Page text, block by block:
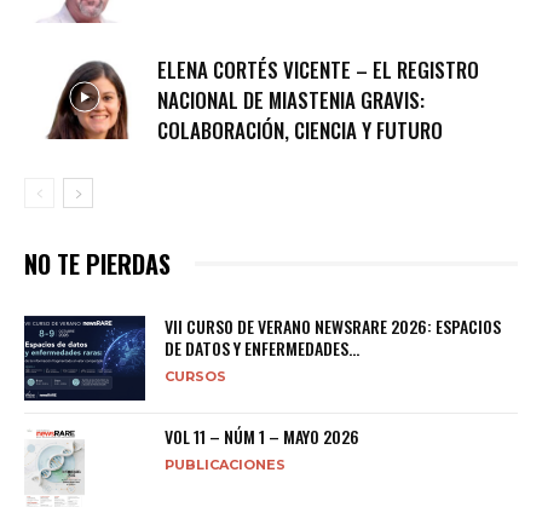
ELENA CORTÉS VICENTE – EL REGISTRO
NACIONAL DE MIASTENIA GRAVIS:
COLABORACIÓN, CIENCIA Y FUTURO
NO TE PIERDAS
VII CURSO DE VERANO NEWSRARE 2026: ESPACIOS
DE DATOS Y ENFERMEDADES...
CURSOS
VOL 11 – NÚM 1 – MAYO 2026
PUBLICACIONES